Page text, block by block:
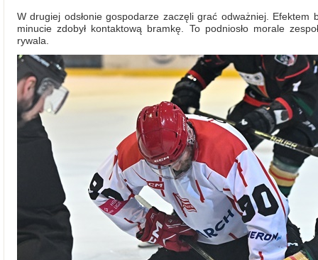
W drugiej odsłonie gospodarze zaczęli grać odważniej. Efektem
minucie zdobył kontaktową bramkę. To podniosło morale
rywala.